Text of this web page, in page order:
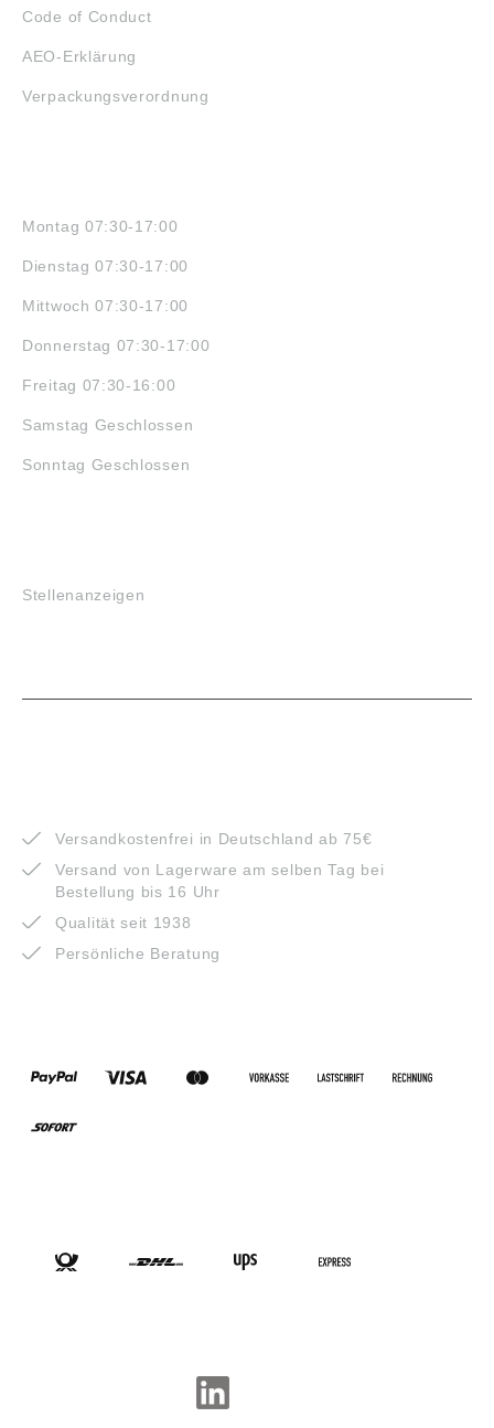
Code of Conduct
AEO-Erklärung
Verpackungsverordnung
Montag 07:30-17:00
Dienstag 07:30-17:00
Mittwoch 07:30-17:00
Donnerstag 07:30-17:00
Freitag 07:30-16:00
Samstag Geschlossen
Sonntag Geschlossen
Stellenanzeigen
Versandkostenfrei in Deutschland ab 75€
Versand von Lagerware am selben Tag bei
Bestellung bis 16 Uhr
Qualität seit 1938
Persönliche Beratung